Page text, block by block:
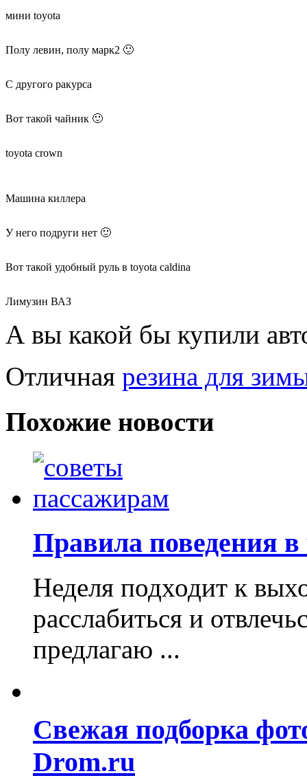
мини toyota
Полу левин, полу марк2 🙂
С другого ракурса
Вот такой чайник 🙂
toyota crown
Машина киллера
У него подруги нет 🙂
Вот такой удобный руль в toyota caldina
Лимузин ВАЗ
А вы какой бы купили
Отличная резина для
Похожие новости
Правила поведения
Неделя подходит к
расслабиться и
предлагаю ...
Свежая подборка
Drom.ru